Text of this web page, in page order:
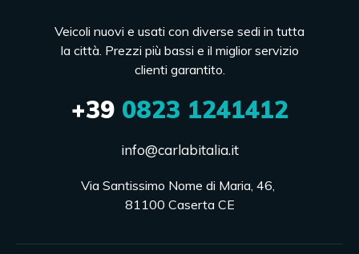
Veicoli nuovi e usati con diverse sedi in tutta
la città. Prezzi più bassi e il miglior servizio
clienti garantito.
+390823 1241412
info@carlabitalia.it
Via Santissimo Nome di Maria, 46,
81100 Caserta CE